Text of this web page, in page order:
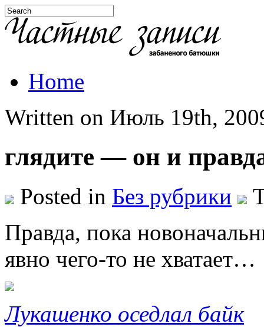
Home
Written on Июль 19th,
глядите — он и
Posted in Без рубрики
Правда, пока
явно чего-то не хватает…
Лукашенко оседлал байк